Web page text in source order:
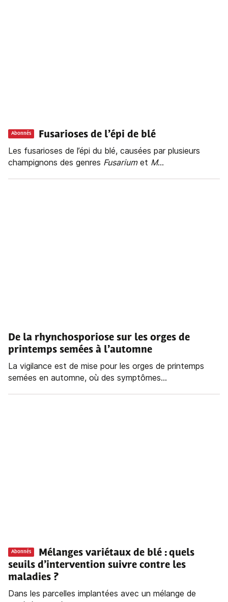
Abonnés
Fusarioses de l’épi de blé
Les fusarioses de l’épi du blé, causées par plusieurs
champignons des genres Fusarium et M...
De la rhynchosporiose sur les orges de
printemps semées à l’automne
La vigilance est de mise pour les orges de printemps
semées en automne, où des symptômes...
Abonnés
Mélanges variétaux de blé : quels
seuils d’intervention suivre contre les
maladies ?
Dans les parcelles implantées avec un mélange de